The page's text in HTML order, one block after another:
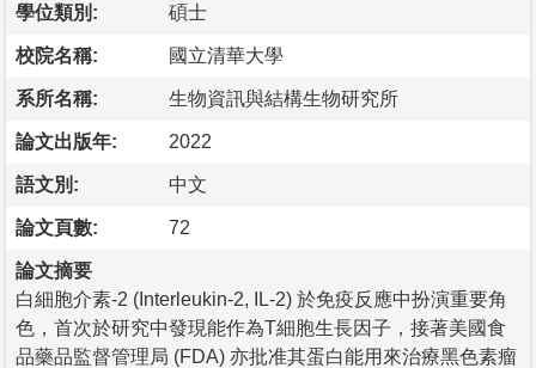
學位類別: 碩士
校院名稱: 國立清華大學
系所名稱: 生物資訊與結構生物研究所
論文出版年: 2022
語文別: 中文
論文頁數: 72
論文摘要
白細胞介素-2 (Interleukin-2, IL-2) 於免疫反應中扮演重要角
色，首次於研究中發現能作為T細胞生長因子，接著美國食
品藥品監督管理局 (FDA) 亦批准其蛋白能用來治療黑色素瘤